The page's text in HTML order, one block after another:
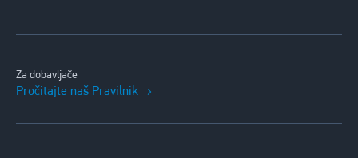
Za dobavljače
Pročitajte naš Pravilnik